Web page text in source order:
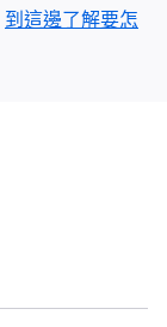
到這邊了解要怎